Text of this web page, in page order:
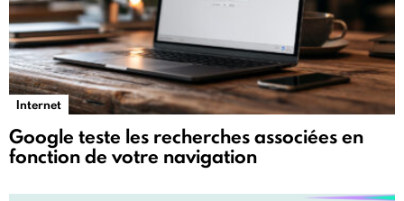
Internet
Google teste les recherches associées en
fonction de votre navigation